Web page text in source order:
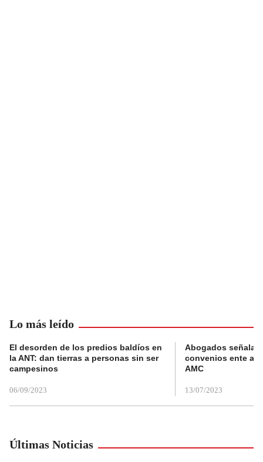
Lo más leído
El desorden de los predios baldíos en
la ANT: dan tierras a personas sin ser
campesinos
06/09/2023
Abogados
convenios ente
AMC
13/07/2023
Últimas Noticias